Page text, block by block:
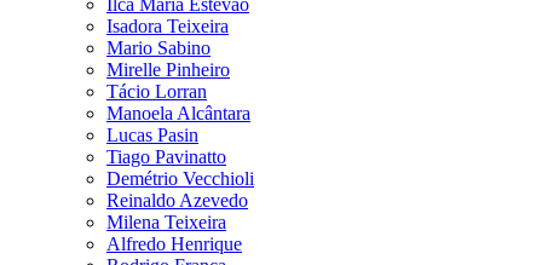
Isadora Teixeira
Mario Sabino
Mirelle Pinheiro
Tácio Lorran
Manoela Alcântara
Lucas Pasin
Tiago Pavinatto
Demétrio Vecchioli
Reinaldo Azevedo
Milena Teixeira
Alfredo Henrique